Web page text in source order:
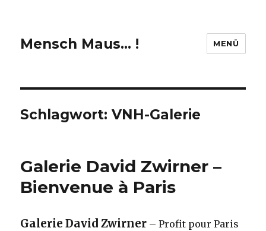
Mensch Maus… ! MENÜ
Schlagwort:VNH-Galerie
Galerie David Zwirner –
Bienvenue à Paris
Galerie David Zwirner – Profit pour Paris